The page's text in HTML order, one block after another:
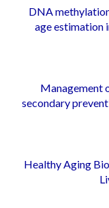
DNA
age estimation
Management
secondary
Healthy Aging